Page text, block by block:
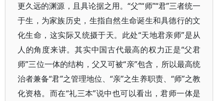
更久远的渊源，且具论据之用。“父”“师”“君”三者统一
于生，为家族历史，生指自然生命诞生和具德行的文
化生命，这实际又统摄于天。此处“天地君亲师”是从
人的角度来讲。其实中国古代最高的权力正是“父君
师”三位一体的结构，父又可被“亲”包含，所以最高统
治者兼备“君”之管理地位、“亲”之生养职责、“师”之教
化资格。而在“礼三本”说中也可以看出，君师一体是